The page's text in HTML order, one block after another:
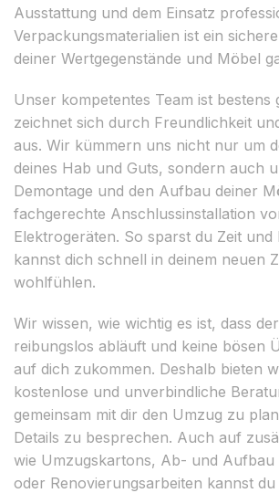
Ausstattung und dem Einsatz
Verpackungsmaterialien ist ein
deiner Wertgegenstände und Möbel
Unser kompetentes Team ist bestens
zeichnet sich durch Freundlichkeit
aus. Wir kümmern uns nicht nur um
deines Hab und Guts, sondern auch
Demontage und den Aufbau deiner
fachgerechte Anschlussinstallation
Elektrogeräten. So sparst du Zeit und
kannst dich schnell in deinem neuen
wohlfühlen.
Wir wissen, wie wichtig es ist, dass
reibungslos abläuft und keine bösen
auf dich zukommen. Deshalb bieten
kostenlose und unverbindliche
gemeinsam mit dir den Umzug zu
Details zu besprechen. Auch auf
wie Umzugskartons, Ab- und
oder Renovierungsarbeiten kannst du